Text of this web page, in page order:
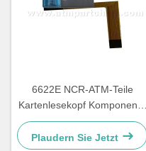
6622E NCR-ATM-Teile
Kartenlesekopf Komponente
Neugestaltung
Plaudern Sie Jetzt